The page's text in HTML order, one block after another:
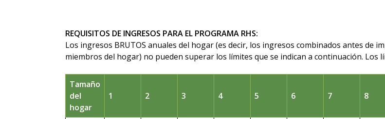
REQUISITOS DE INGRESOS PARA EL PROGRAMA RHS:
Los ingresos BRUTOS anuales del hogar (es decir, los ingresos combinados antes de
miembros del hogar) no pueden superar los límites que se indican a continuación. Los
Tamaño
del
hogar
1 2 3 4 5 6 7 8